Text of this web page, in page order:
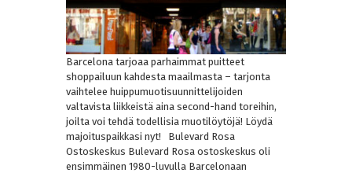
Barcelona tarjoaa parhaimmat puitteet
shoppailuun kahdesta maailmasta – tarjonta
vaihtelee huippumuotisuunnittelijoiden
valtavista liikkeistä aina second-hand toreihin,
joilta voi tehdä todellisia muotilöytöjä! Löydä
majoituspaikkasi nyt! Bulevard Rosa
Ostoskeskus Bulevard Rosa ostoskeskus oli
ensimmäinen 1980-luvulla Barcelonaan